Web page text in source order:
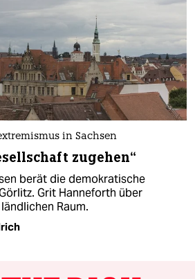
in Sachsen
zugehen“
berät die demokratische
Grit Hanneforth über
Raum.